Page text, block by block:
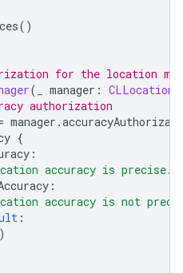
()
for the location
( manager :
authorization
manager .
{
:
accuracy is precise."
:
accuracy is not
: